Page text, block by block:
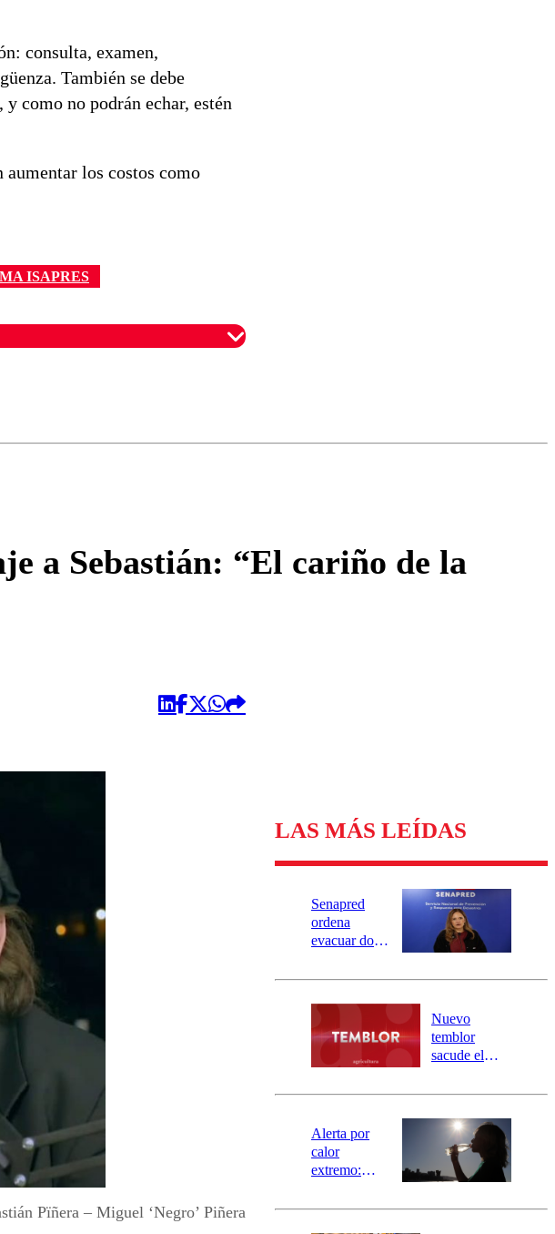
consulta, examen,
También se debe
como no podrán echar, estén
los costos como
ISAPRES
a Sebastián: “El cariño de la
Pïñera – Miguel ‘Negro’ Piñera
LAS MÁS LEÍDAS
Senapred
ordena
evacuar dos
Carahue por
río Damas:
activa
mensajería
SAE
Nuevo
temblor
sacude el
revisa la
epicentro
Alerta por
calor
extremo:
activa Alerta